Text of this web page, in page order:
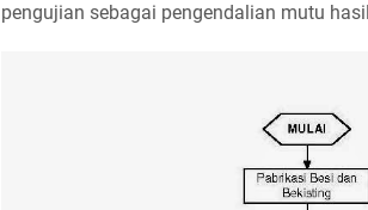
pengujian sebagai pengendalian mutu